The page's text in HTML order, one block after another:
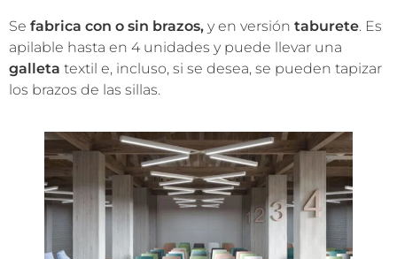
Se fabrica con o sin brazos, y en versión taburete. Es
apilable hasta en 4 unidades y puede llevar una
galleta textil e, incluso, si se desea, se pueden tapizar
los brazos de las sillas.